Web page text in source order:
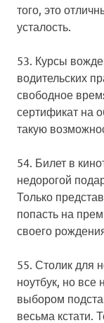
того, это
усталость.
53. Курсы
водительских
свободное
сертификат на
такую
54. Билет в
недорогой
Только
попасть на
своего
55. Столик для
ноутбук, но все
выбором
весьма кстати.